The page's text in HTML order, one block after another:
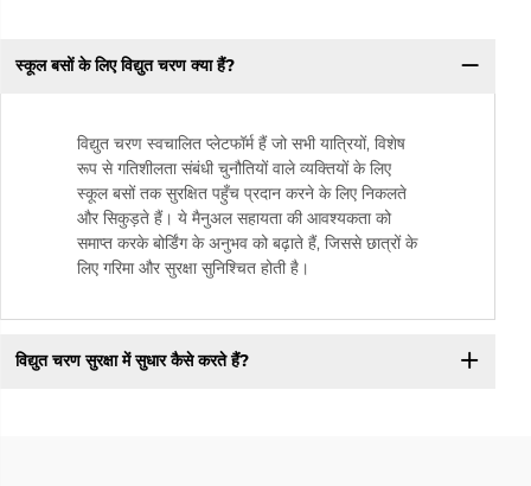
स्कूल बसों के लिए विद्युत चरण क्या हैं?
विद्युत चरण स्वचालित प्लेटफॉर्म हैं जो सभी यात्रियों, विशेष
रूप से गतिशीलता संबंधी चुनौतियों वाले व्यक्तियों के लिए
स्कूल बसों तक सुरक्षित पहुँच प्रदान करने के लिए निकलते
और सिकुड़ते हैं। ये मैनुअल सहायता की आवश्यकता को
समाप्त करके बोर्डिंग के अनुभव को बढ़ाते हैं, जिससे छात्रों के
लिए गरिमा और सुरक्षा सुनिश्चित होती है।
विद्युत चरण सुरक्षा में सुधार कैसे करते हैं?